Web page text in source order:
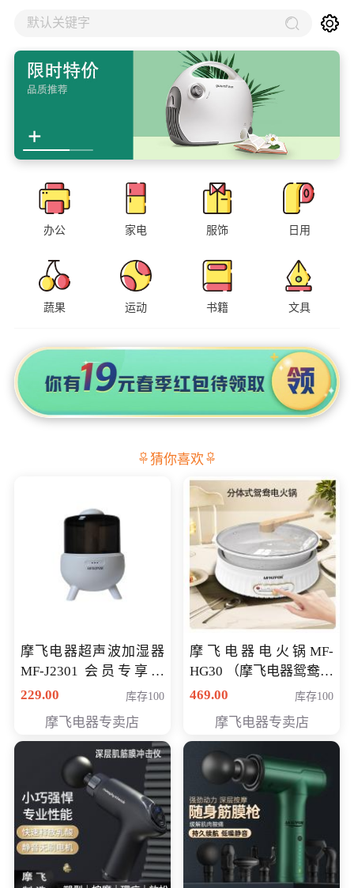
默认关键字
办公 家电 服饰 日用
蔬果 运动 书籍 文具
猜你喜欢
摩飞电器超声波加湿器
MF-J2301 会员专享价
168元
229.00 库存100
摩飞电器专卖店
摩飞电器电火锅MF-
HG30 （摩飞电器鸳鸯锅
MF-HG30 ） 会员专享价
469.00 库存100
摩飞电器专卖店